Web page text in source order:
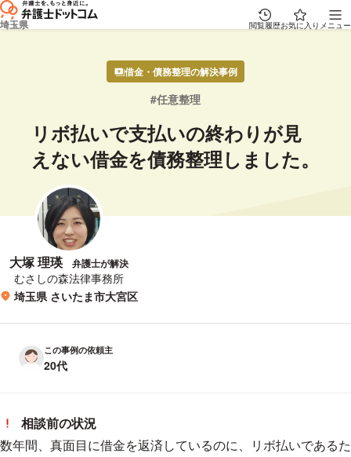
埼玉県 閲覧履歴お気に入り メニュー
借金・債務整理の解決事例
任意整理
リボ払いで支払いの終わりが見
えない借金を債務整理しました。
大塚 理瑛 弁護士が解決
所属事務所
むさしの森法律事務所
所在地
埼玉県 さいたま市大宮区
この事例の依頼主
20代
相談前の状況
数年間、真面目に借金を返済しているのに、リボ払いであるた